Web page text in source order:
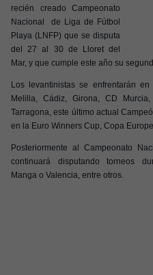
recién creado Campeonato
Nacional de Liga de Fútbol
Playa (LNFP) que se disputa
del 27 al 30 de Lloret del
Mar, y que cumple este año su
Los levantinistas se enfrentarán
Melilla, Cádiz, Girona, CD
Tarragona, este último actual
en la Euro Winners Cup, Copa
Posteriormente al Campeonato
continuará disputando torneos
Manga o Valencia, entre otros.